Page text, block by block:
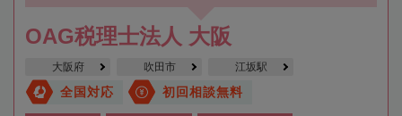
OAG税理士法人 大阪
大阪府 吹田市 江坂駅
全国対応 初回相談無料